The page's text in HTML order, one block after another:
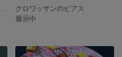
クロワッサンのピアス
展示中